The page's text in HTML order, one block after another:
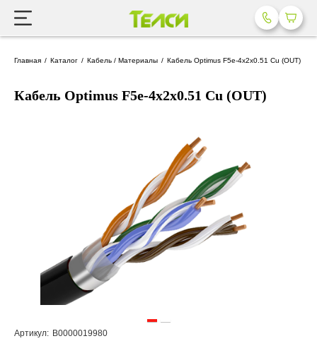
Главная Каталог Кабель / Материалы Кабель Optimus F5e-4x2x0.51 Cu (OUT)
Кабель Optimus F5e-4x2x0.51 Cu (OUT)
Артикул: В0000019980